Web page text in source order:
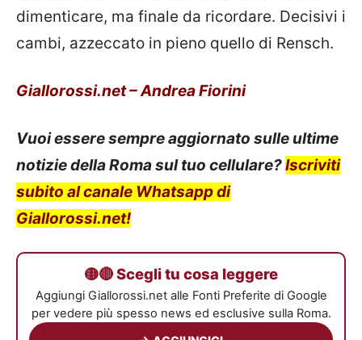
dimenticare, ma finale da ricordare. Decisivi i
cambi, azzeccato in pieno quello di Rensch.
Giallorossi.net – Andrea Fiorini
Vuoi essere sempre aggiornato sulle ultime
notizie della Roma sul tuo cellulare?Iscriviti
subito al canale Whatsapp di
Giallorossi.net!
🟡🔴 Scegli tu cosa leggere
Aggiungi Giallorossi.net alle Fonti Preferite di Google
per vedere più spesso news ed esclusive sulla Roma.